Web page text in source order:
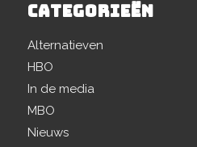
CATEGORIEËN
Alternatieven
HBO
In de media
MBO
Nieuws